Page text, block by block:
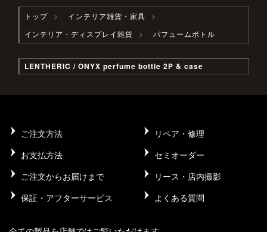
トップ
インテリア雑貨・家具
インテリア・ディスプレイ雑貨
パフュームボトル
LENTHERIC / ONYX perfume bottle 2P & case
ご注文方法
リペア・修理
お支払方法
セミオーダー
ご注文からお届けまで
リース・店内撮影
保証・アフターサービス
よくある質問